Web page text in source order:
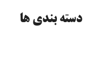
دسته‌ بندی ها